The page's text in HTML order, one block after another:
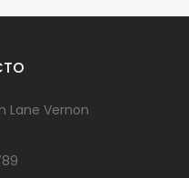
Lane Vernon